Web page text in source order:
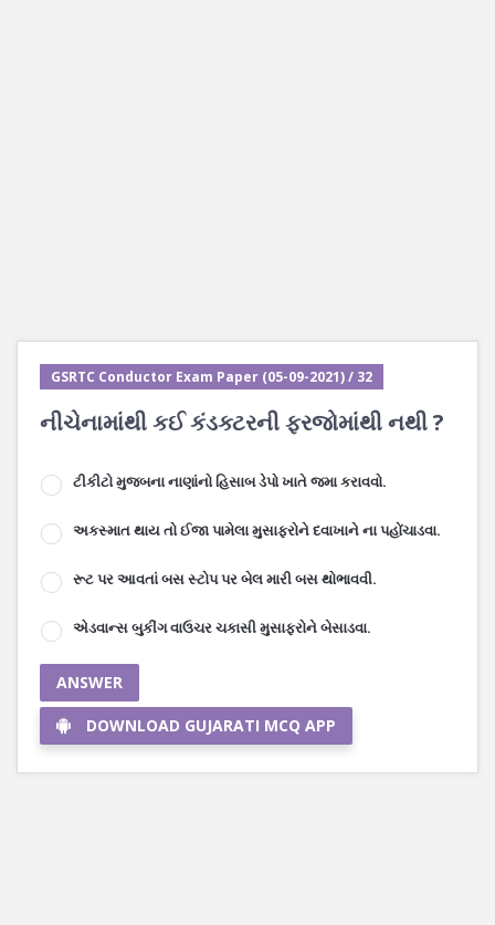
GSRTC Conductor Exam Paper (05-09-2021) / 32
નીચેનામાંથી કઈ કંડક્ટરની ફરજોમાંથી નથી ?
ટીકીટો મુજબના નાણાંનો હિસાબ ડેપો ખાતે જમા કરાવવો.
અકસ્માત થાય તો ઈજા પામેલા મુસાફરોને દવાખાને ના પહોંચાડવા.
રૂટ પર આવતાં બસ સ્ટોપ પર બેલ મારી બસ થોભાવવી.
એડવાન્સ બુકીંગ વાઉચર ચકાસી મુસાફરોને બેસાડવા.
ANSWER
DOWNLOAD GUJARATI MCQ APP